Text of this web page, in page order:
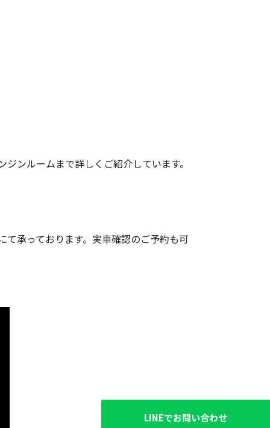
LINEでお問い合わせ
ンルームまで詳しくご紹介しています。
承っております。実車確認のご予約も可